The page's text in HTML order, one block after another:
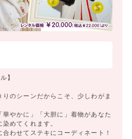
】
のシーンだからこそ、少しわがま
華やかに」「大胆に」着物があなた
めてくれます。
わせてステキにコーディネート！